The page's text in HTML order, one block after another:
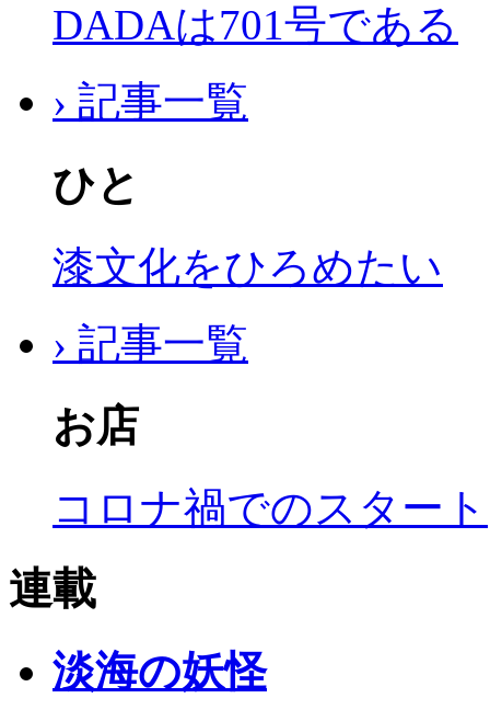
DADAは701号である
› 記事一覧
ひと
漆文化をひろめたい
› 記事一覧
お店
コロナ禍でのスタート
連載
淡海の妖怪